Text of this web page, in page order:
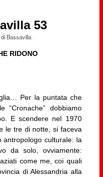
53
Bassavilla·
RIDONO
Per la puntata che
“Cronache” dobbiamo
E scendere nel 1970
le tre di notte, si faceva
antropologo culturale: la
da solo, ovviamente:
come me, coi quali
di Alessandria alla